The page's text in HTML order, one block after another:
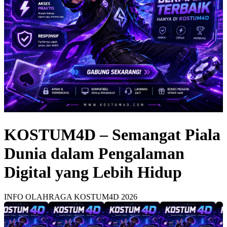
KOSTUM4D – Semangat Piala
Dunia dalam Pengalaman
Digital yang Lebih Hidup
INFO OLAHRAGA KOSTUM4D 2026